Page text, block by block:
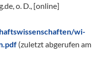
o. D., [online]
wi-
(zuletzt abgerufen am